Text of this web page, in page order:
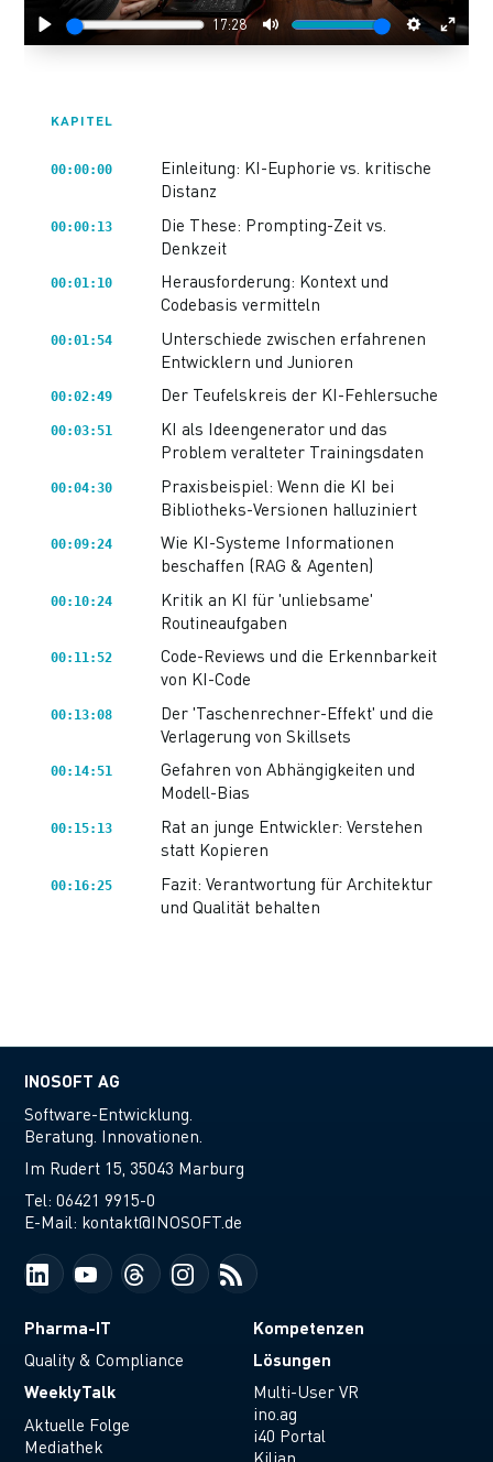
Play
17:28
Mute Settings
Enter
KAPITEL
00:00:00
Einleitung: KI-Euphorie vs. kritische
Distanz
00:00:13
Die These: Prompting-Zeit vs.
Denkzeit
00:01:10
Herausforderung: Kontext und
Codebasis vermitteln
00:01:54
Unterschiede zwischen erfahrenen
Entwicklern und Junioren
00:02:49 Der Teufelskreis der KI-Fehlersuche
00:03:51
KI als Ideengenerator und das
Problem veralteter Trainingsdaten
00:04:30
Praxisbeispiel: Wenn die KI bei
Bibliotheks-Versionen halluziniert
00:09:24
Wie KI-Systeme Informationen
beschaffen (RAG & Agenten)
00:10:24
Kritik an KI für 'unliebsame'
Routineaufgaben
00:11:52
Code-Reviews und die Erkennbarkeit
von KI-Code
00:13:08
Der 'Taschenrechner-Effekt' und die
Verlagerung von Skillsets
00:14:51
Gefahren von Abhängigkeiten und
Modell-Bias
00:15:13
Rat an junge Entwickler: Verstehen
statt Kopieren
00:16:25
Fazit: Verantwortung für Architektur
und Qualität behalten
INOSOFT AG
Software-Entwicklung.
Beratung. Innovationen.
Im Rudert 15, 35043 Marburg
Tel:06421 9915-0
E-Mail: kontakt@INOSOFT.de
Pharma-IT
Quality & Compliance
WeeklyTalk
Aktuelle Folge
Mediathek
Kompetenzen
Lösungen
Multi-User VR
ino.ag
i40 Portal
Kilian